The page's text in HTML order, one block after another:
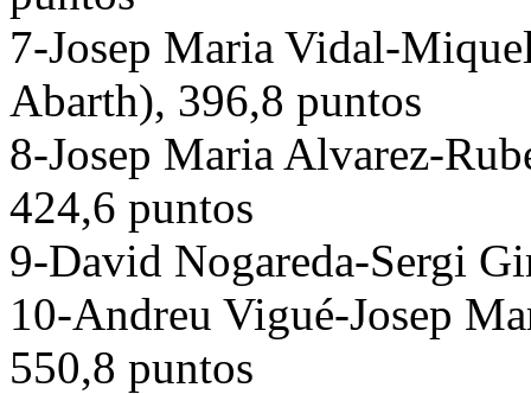
7-Josep Maria Vidal-
Abarth), 396,8 puntos
8-Josep Maria Alvarez-
424,6 puntos
9-David Nogareda-Sergi
10-Andreu Vigué-Josep
550,8 puntos